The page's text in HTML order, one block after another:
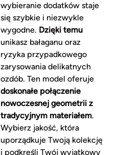
wybieranie dodatków staje
się szybkie i niezwykle
wygodne. Dzięki temu
unikasz bałaganu oraz
ryzyka przypadkowego
zarysowania delikatnych
ozdób. Ten model oferuje
doskonałe połączenie
nowoczesnej geometrii z
tradycyjnym materiałem.
Wybierz jakość, która
uporządkuje Twoją kolekcję
i podkreśli Twój wyjątkowy